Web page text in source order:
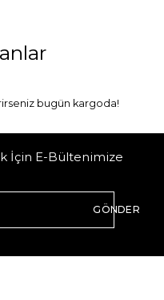
bugün kargoda!
İçin E-Bültenimize
GÖNDER